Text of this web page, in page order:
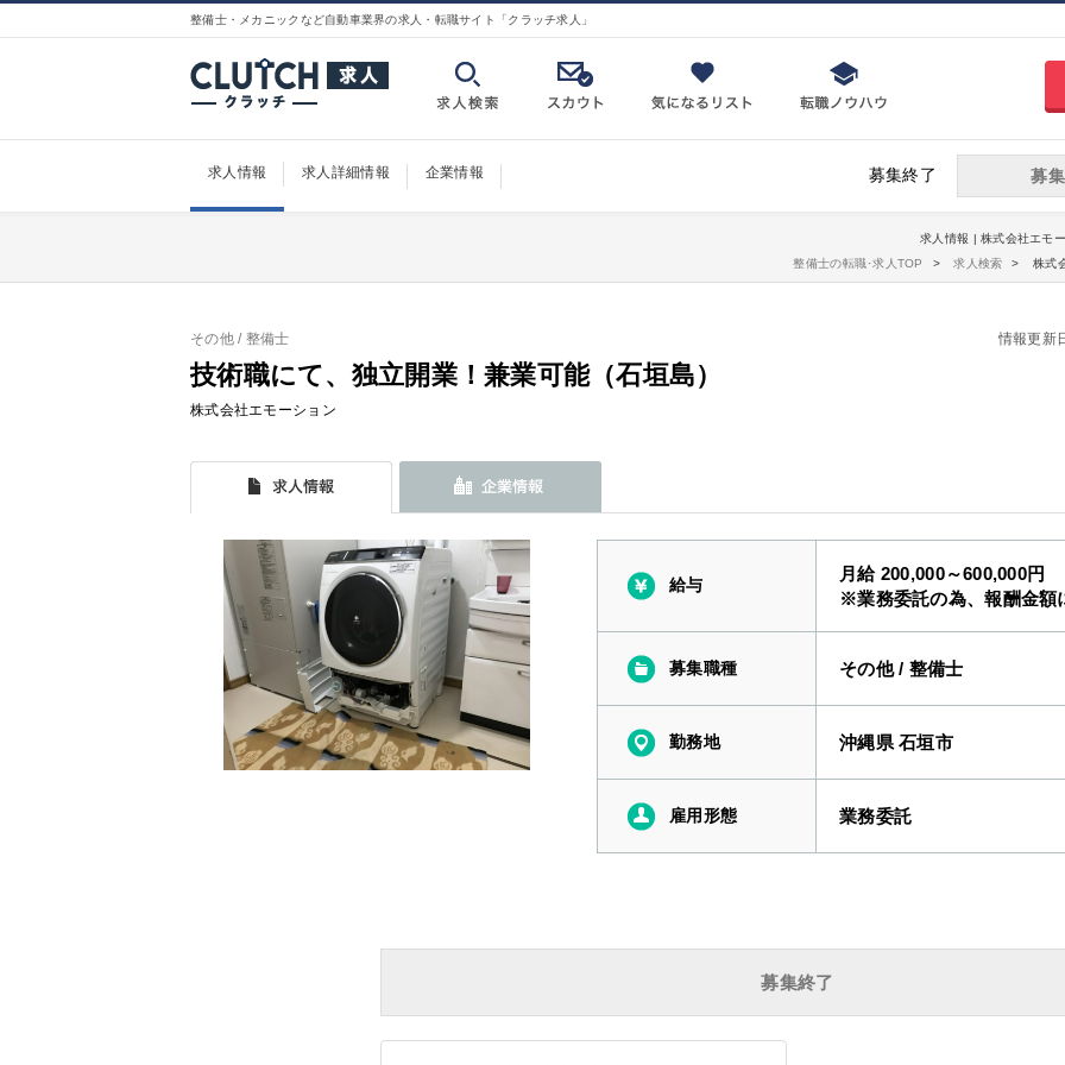
整備士・メカニックなど自動車業界の求人・転職サイト「クラッチ求人」
求人情報 求人詳細情報 企業情報 募
募集終了
求人情報 | 株式会社エモ
整備士の転職･求人TOP
求人検索 株式
情報更新
その他 / 整備士
技術職にて、独立開業！兼業可能（石垣島）
株式会社エモーション
給与
月給 200,000～600,000円
※業務委託の為、報酬金額
募集職種 その他/ 整備士
勤務地 沖縄県 石垣市
雇用形態 業務委託
募集終了